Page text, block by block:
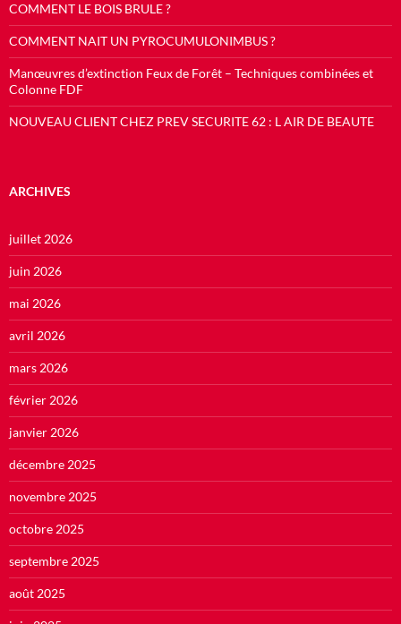
COMMENT LE BOIS BRULE ?
COMMENT NAIT UN PYROCUMULONIMBUS ?
Manœuvres d’extinction Feux de Forêt – Techniques combinées et
Colonne FDF
NOUVEAU CLIENT CHEZ PREV SECURITE 62 : L AIR DE BEAUTE
ARCHIVES
juillet 2026
juin 2026
mai 2026
avril 2026
mars 2026
février 2026
janvier 2026
décembre 2025
novembre 2025
octobre 2025
septembre 2025
août 2025